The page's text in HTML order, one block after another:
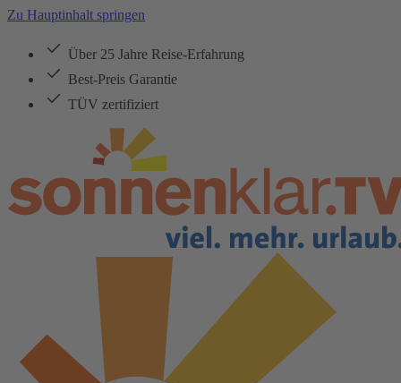
Zu Hauptinhalt springen
Über 25 Jahre Reise-Erfahrung
Best-Preis Garantie
TÜV zertifiziert